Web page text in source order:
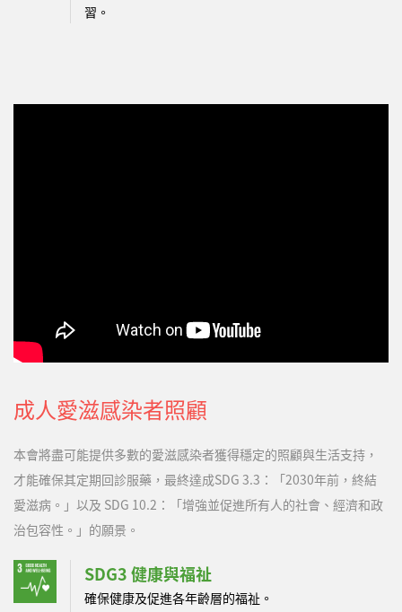
習。
成人愛滋感染者照顧
本會將盡可能提供多數的愛滋感染者獲得穩定的照顧與生活支持，
才能確保其定期回診服藥，最終達成SDG 3.3：「2030年前，終結
愛滋病。」以及 SDG 10.2：「增強並促進所有人的社會、經濟和政
治包容性。」的願景。
SDG3 健康與福祉
確保健康及促進各年齡層的福祉。